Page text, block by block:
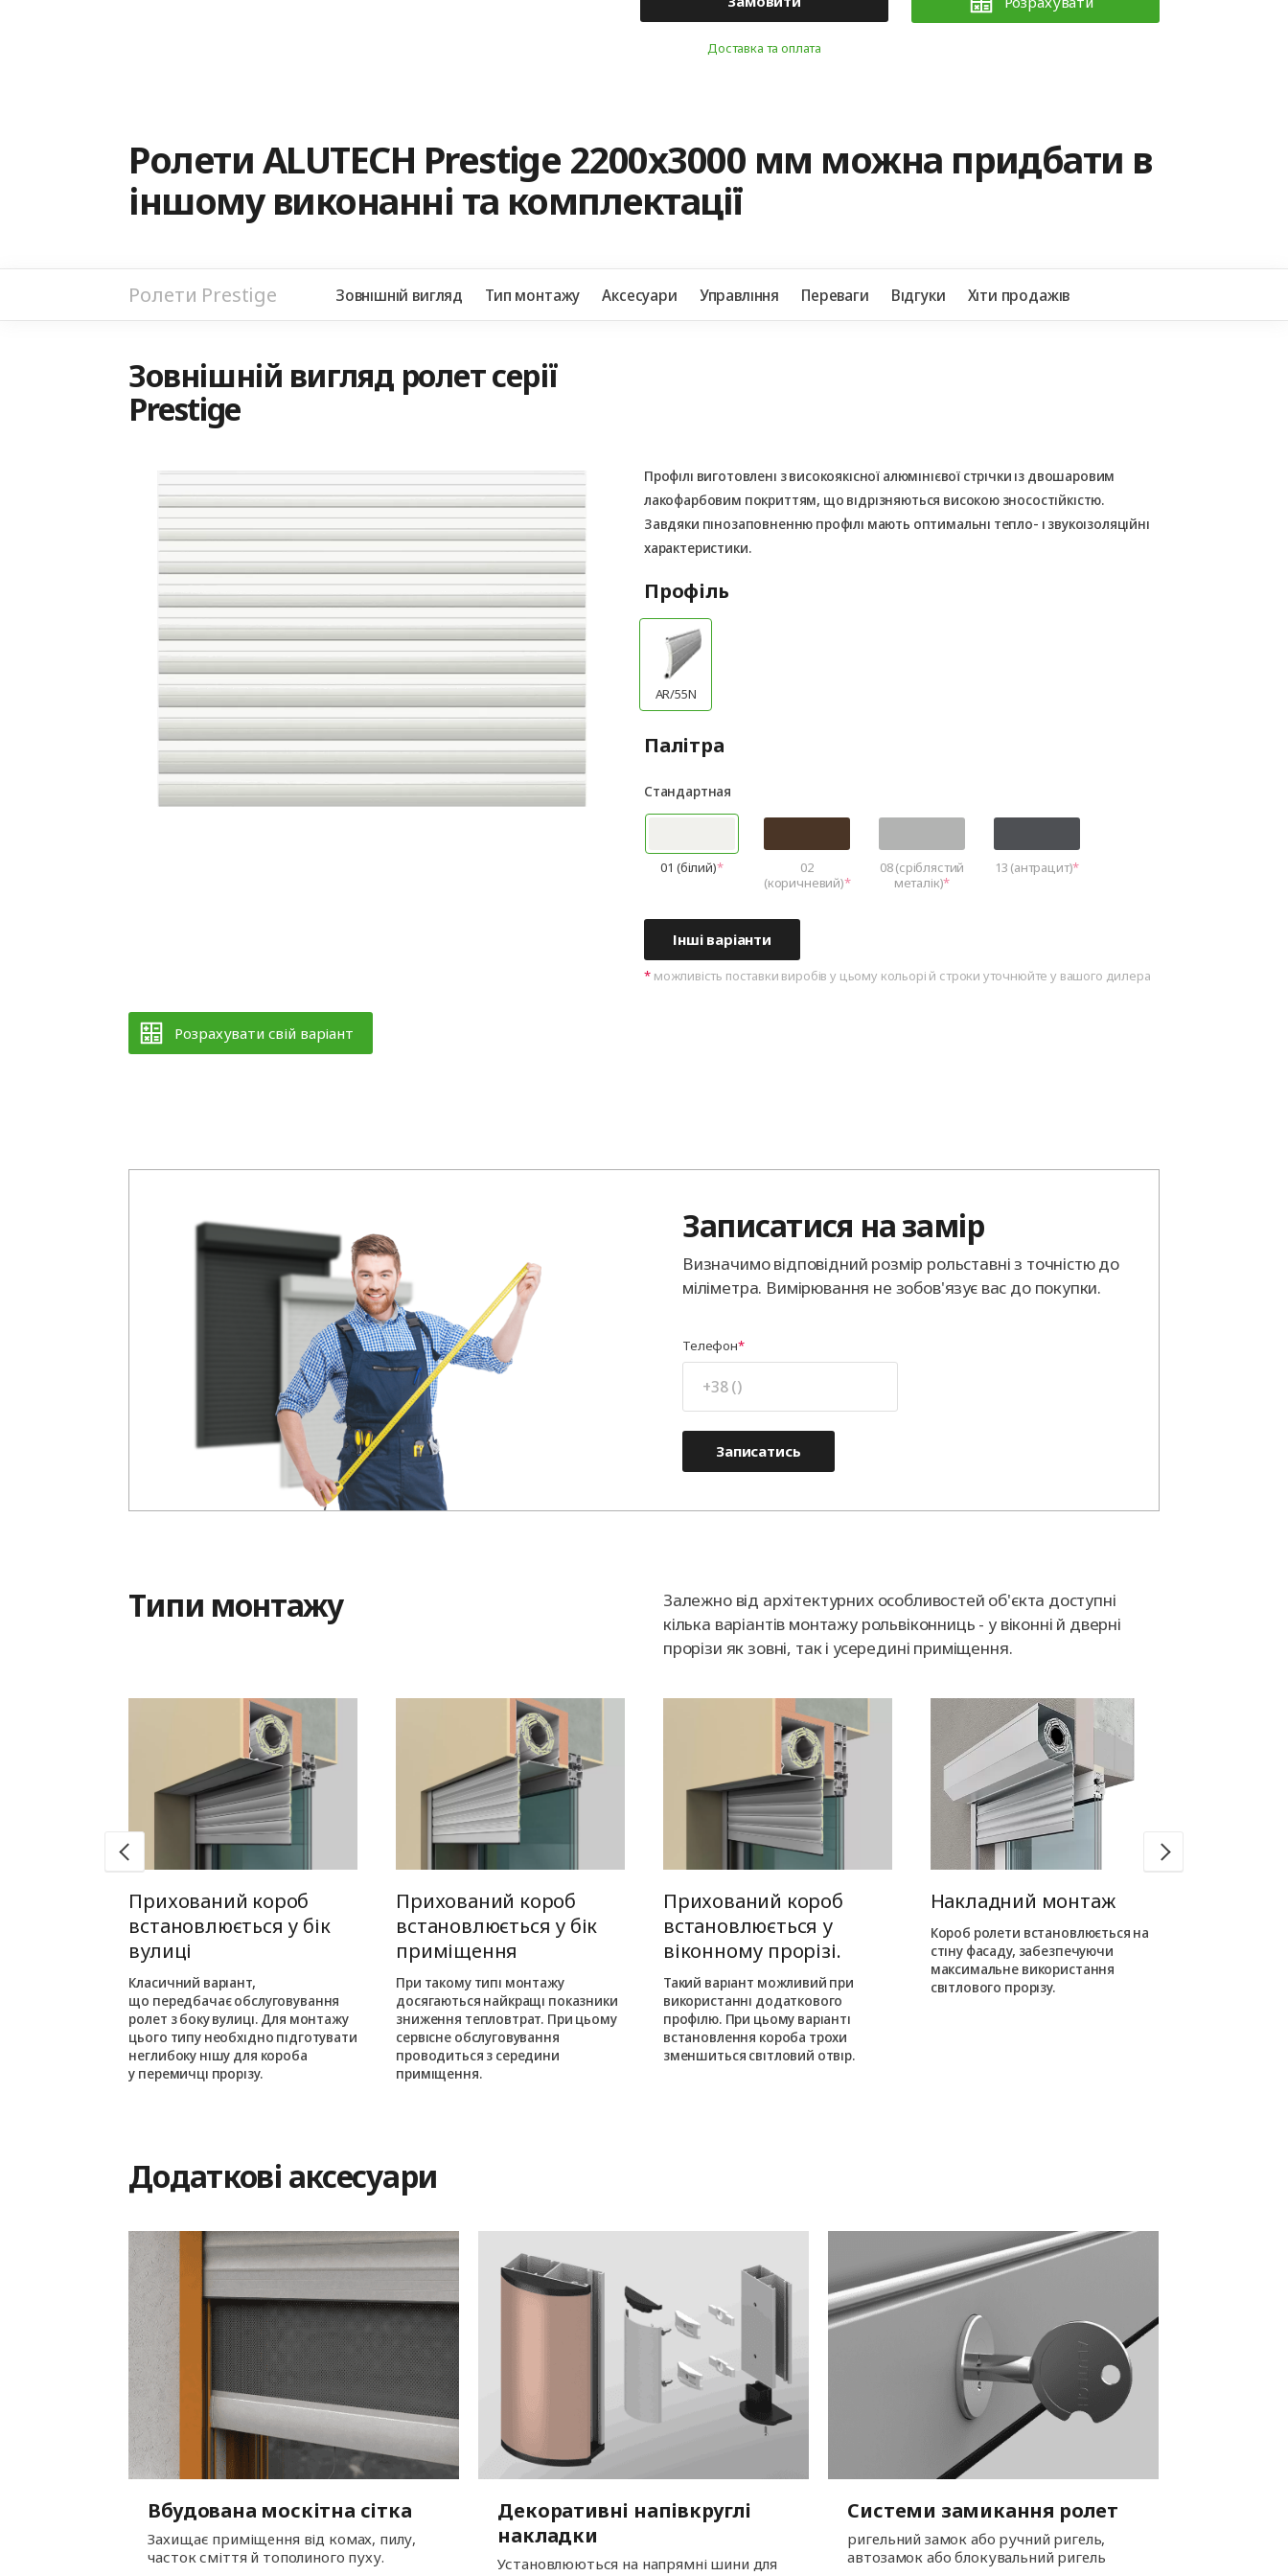
Доставка та оплата
Ролети ALUTECH Prestige 2200x3000 мм можна придбати в
іншому виконанні та комплектації
Ролети Prestige Зовнішній вигляд Тип монтажу Аксесуари Управління Переваги Відгуки Хіти продажів
Зовнішній вигляд ролет серії
Prestige
Профілі виготовлені з високоякісної алюмінієвої стрічки із двошаровим
лакофарбовим покриттям, що відрізняються високою зносостійкістю.
Завдяки пінозаповненню профілі мають оптимальні тепло- і звукоізоляційні
характеристики.
Профіль
AR/55N
Палітра
Стандартная
01 (білий)
02
(коричневий)
08 (сріблястий
металік)
13 (антрацит)
Інші варіанти
можливість поставки виробів у цьому кольорі й строки уточнюйте у вашого дилера
Розрахувати свій варіант
Записатися на замір
Визначимо відповідний розмір рольставні з точністю до
міліметра. Вимірювання не зобов'язує вас до покупки.
Телефон
Записатись
Типи монтажу
Залежно від архітектурних особливостей об'єкта доступні
кілька варіантів монтажу рольвіконниць - у віконні й дверні
прорізи як зовні, так і усередині приміщення.
Прихований короб
встановлюється у бік
вулиці
Класичний варіант,
що передбачає обслуговування
ролет з боку вулиці. Для монтажу
цього типу необхідно підготувати
неглибоку нішу для короба
у перемичці прорізу.
Прихований короб
встановлюється у бік
приміщення
При такому типі монтажу
досягаються найкращі показники
зниження тепловтрат. При цьому
сервісне обслуговування
проводиться з середини
приміщення.
Прихований короб
встановлюється у
віконному прорізі.
Такий варіант можливий при
використанні додаткового
профілю. При цьому варіанті
встановлення короба трохи
зменшиться світловий отвір.
Накладний монтаж
Короб ролети встановлюється на
стіну фасаду, забезпечуючи
максимальне використання
світлового прорізу.
Додаткові аксесуари
Вбудована москітна сітка
Захищає приміщення від комах, пилу,
часток сміття й тополиного пуху.
Декоративні напівкруглі
накладки
Установлюються на напрямні шини для
Системи замикання ролет
ригельний замок або ручний ригель,
автозамок або блокувальний ригель